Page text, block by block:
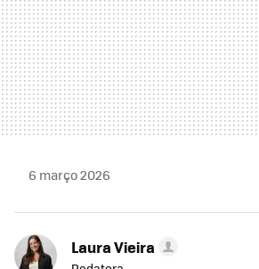
6 março 2026
Laura Vieira